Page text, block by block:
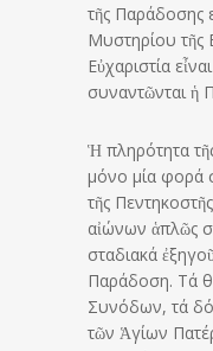
τῆς Παράδοσης
Μυστηρίου τῆς
Εὐχαριστία
συναντῶνται ἡ
Ἡ πληρότητα
μόνο μία φορά
τῆς
αἰώνων ἁπλῶς
σταδιακά
Παράδοση. Τά
Συνόδων, τά
τῶν Ἁγίων